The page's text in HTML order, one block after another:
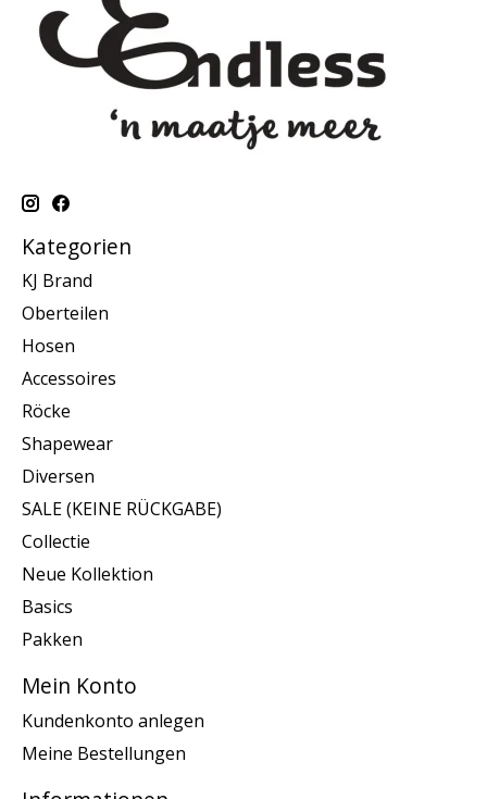
Kategorien
KJ Brand
Oberteilen
Hosen
Accessoires
Röcke
Shapewear
Diversen
SALE (KEINE RÜCKGABE)
Collectie
Neue Kollektion
Basics
Pakken
Mein Konto
Kundenkonto anlegen
Meine Bestellungen